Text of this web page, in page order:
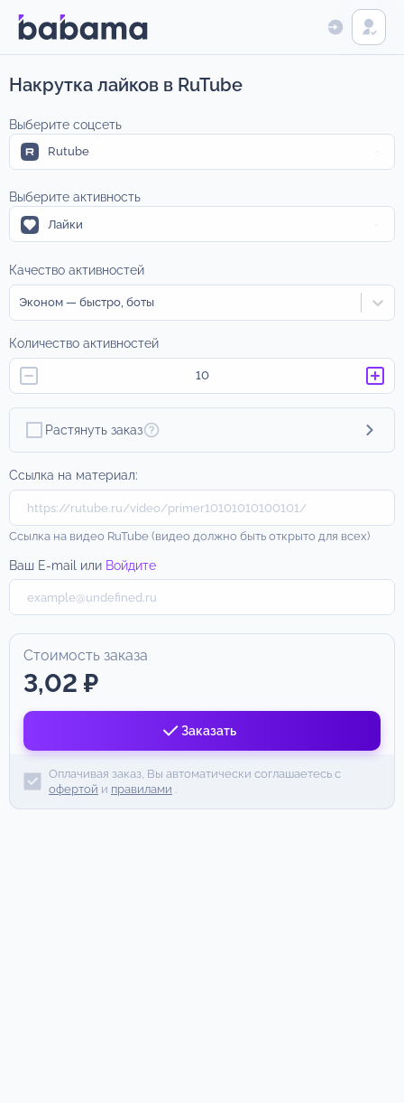
Накрутка лайков в RuTube
Выберите соцсеть
Rutube
Выберите активность
Лайки
Качество активностей
Эконом — быстро, боты
Количество активностей
Растянуть заказ
Ссылка на материал:
Ссылка на видео RuTube (видео должно быть открыто для всех)
Ваш E-mail или Войдите
Стоимость заказа
3,02 ₽
Заказать
Оплачивая заказ, Вы автоматически соглашаетесь с
офертой и правилами .